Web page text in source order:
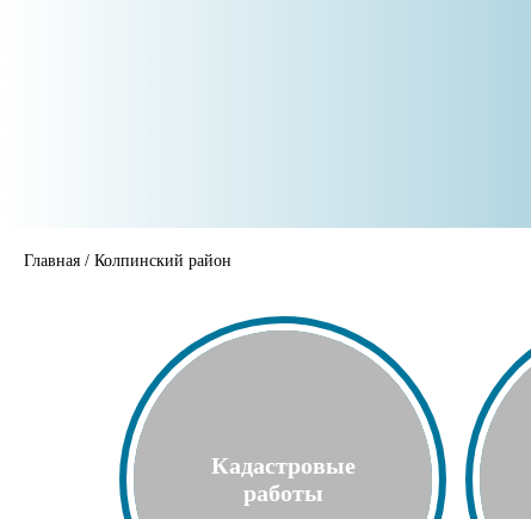
Главная / Колпинский район
Кадастровые
работы